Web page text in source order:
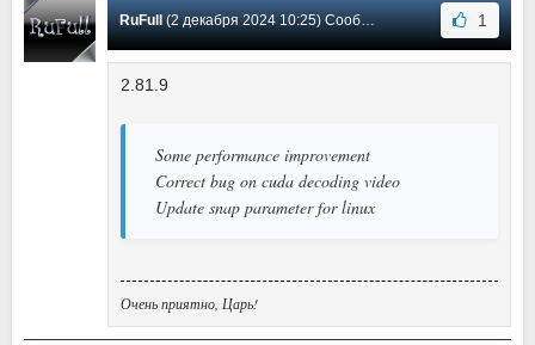
RuFull (2 декабря 2024 10:25) Сообщение #13 1
2.81.9
Some performance improvement
Correct bug on cuda decoding video
Update snap parameter for linux
Очень приятно, Царь!